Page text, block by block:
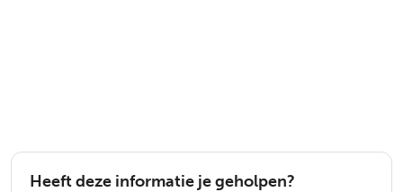
Heeft deze informatie je geholpen?